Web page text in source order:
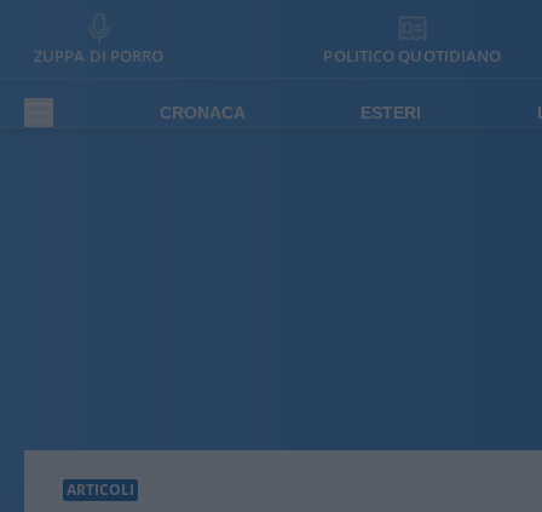
ZUPPA DI PORRO POLITICO QUOTIDIANO
CRONACA ESTERI
ARTICOLI